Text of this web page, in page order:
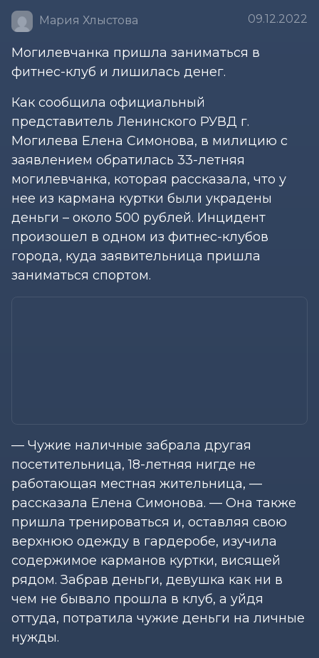
Мария Хлыстова 09.12.2022
Могилевчанка пришла заниматься в
фитнес-клуб и лишилась денег.
Как сообщила официальный
представитель Ленинского РУВД г.
Могилева Елена Симонова, в милицию с
заявлением обратилась 33-летняя
могилевчанка, которая рассказала, что у
нее из кармана куртки были украдены
деньги – около 500 рублей. Инцидент
произошел в одном из фитнес-клубов
города, куда заявительница пришла
заниматься спортом.
— Чужие наличные забрала другая
посетительница, 18-летняя нигде не
работающая местная жительница, —
рассказала Елена Симонова. — Она также
пришла тренироваться и, оставляя свою
верхнюю одежду в гардеробе, изучила
содержимое карманов куртки, висящей
рядом. Забрав деньги, девушка как ни в
чем не бывало прошла в клуб, а уйдя
оттуда, потратила чужие деньги на личные
нужды.